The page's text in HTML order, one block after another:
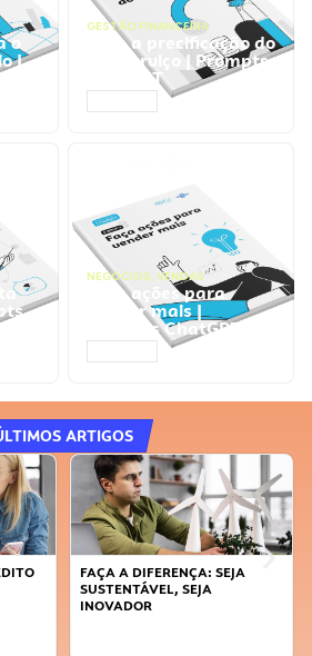
o
|
GESTÃO FINANCEIRA
Faça a precificação do
seu serviço | Prompts
ChatGPT
NEGÓCIOS, VENDAS
Faça ações para
vender mais |
Prompts ChatGPT
ARTIGOS
FAÇA A DIFERENÇA: SEJA
SUSTENTÁVEL, SEJA
INOVADOR